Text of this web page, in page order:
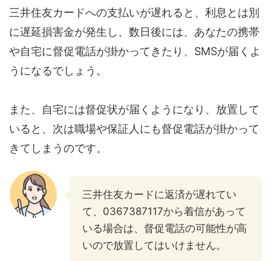
三井住友カードへの支払いが遅れると、利息とは別
に遅延損害金が発生し、数日後には、あなたの携帯
や自宅に督促電話が掛かってきたり、SMSが届くよ
うになるでしょう。
また、自宅には督促状が届くようになり、放置して
いると、次は職場や保証人にも督促電話が掛かって
きてしまうのです。
三井住友カードに返済が遅れてい
て、0367387117から着信があって
いる場合は、督促電話の可能性が高
いので放置してはいけません。